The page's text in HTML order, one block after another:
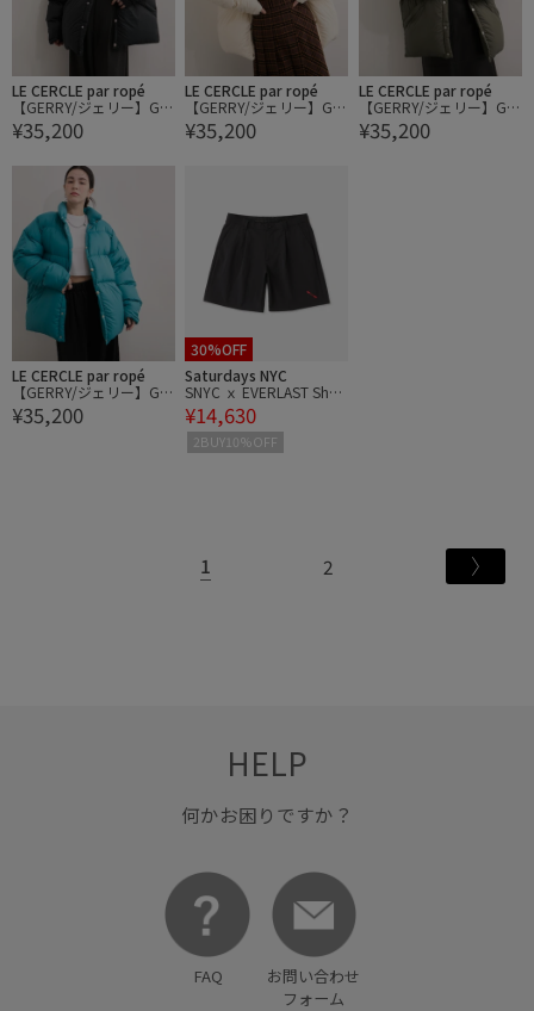
LE CERCLE par ropé
【GERRY/ジェリー】GIB
DOWN JACKET ダウンジ
ャケット
¥35,200
LE CERCLE par ropé
【GERRY/ジェリー】GIB
DOWN JACKET ダウンジ
ャケット
¥35,200
LE CERCLE par ropé
【GERRY/ジェリー】GIB
DOWN JACKET ダウンジ
ャケット
¥35,200
LE CERCLE par ropé
【GERRY/ジェリー】GIB
DOWN JACKET ダウンジ
ャケット
¥35,200
30%OFF
Saturdays NYC
SNYC ｘ EVERLAST Shor
ts
¥14,630
2BUY10%OFF
1 2
HELP
何かお困りですか？
FAQ
お問い合わせ
フォーム